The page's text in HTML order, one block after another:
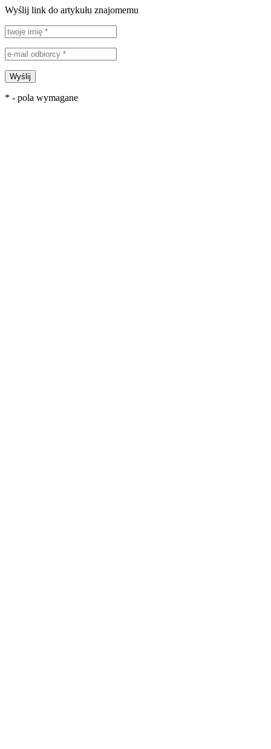
Wyślij link do artykułu znajomemu
Wyślij
* - pola wymagane